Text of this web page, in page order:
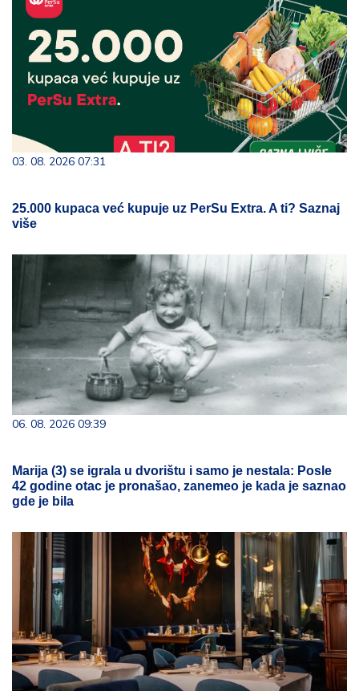
03. 08. 2026 07:31
25.000 kupaca već kupuje uz PerSu Extra. A ti? Saznaj
više
06. 08. 2026 09:39
Marija (3) se igrala u dvorištu i samo je nestala: Posle
42 godine otac je pronašao, zanemeo je kada je saznao
gde je bila